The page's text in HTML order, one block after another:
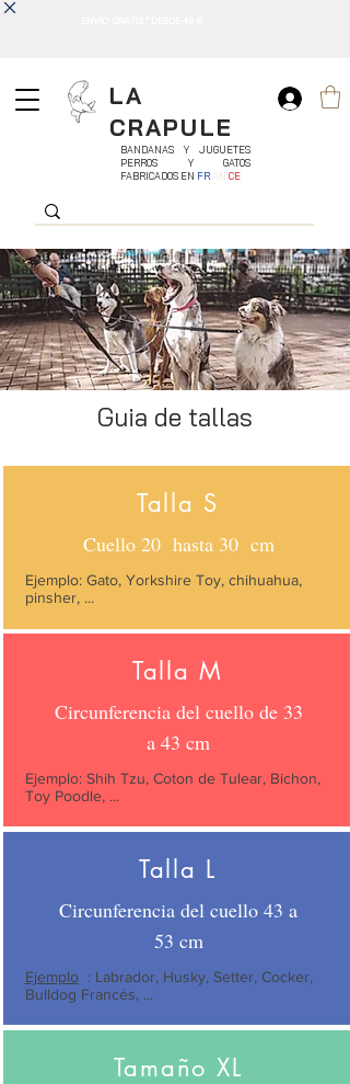
LA
CRAPULE
BANDANAS Y JUGUETES
PERROS Y GATOS
FABRICADOS EN FR CE
Guia de tallas
Talla S
Cuello 20 hasta 30 cm
Ejemplo: Gato, Yorkshire Toy, chihuahua,
pinsher, ...
Talla M
Circunferencia del cuello de 33
a 43 cm
Ejemplo: Shih Tzu, Coton de Tulear, Bichon,
Toy Poodle, ...
Talla L
Circunferencia del cuello 43 a
53 cm
Ejemplo: Labrador, Husky, Setter, Cocker,
Bulldog Francés, ...
Tamaño XL